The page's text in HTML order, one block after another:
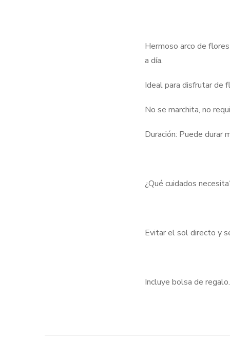
Hermoso arco de
a día.
Ideal para disfrutar de
No se marchita, no
Duración: Puede durar
¿Qué cuidados
Evitar el sol directo y
Incluye bolsa de regalo.